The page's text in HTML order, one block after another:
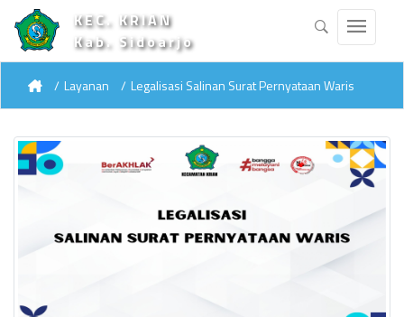
KEC. KRIAN
Kab. Sidoarjo
Layanan Legalisasi Salinan Surat Pernyataan Waris